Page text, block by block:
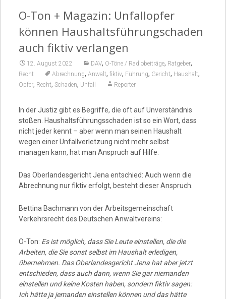
O-Ton + Magazin: Unfallopfer
können Haushaltsführungschaden
auch fiktiv verlangen
12. August 2022 DAV, O-Töne / Radiobeiträge, Ratgeber,
Recht Abrechnung, Anwalt, fiktiv, Führung, Gericht, Haushalt,
Opfer, Recht, Schaden, Unfall Reporter
In der Justiz gibt es Begriffe, die oft auf Unverständnis
stoßen. Haushaltsführungsschaden ist so ein Wort, dass
nicht jeder kennt – aber wenn man seinen Haushalt
wegen einer Unfallverletzung nicht mehr selbst
managen kann, hat man Anspruch auf Hilfe.
Das Oberlandesgericht Jena entschied: Auch wenn die
Abrechnung nur fiktiv erfolgt, besteht dieser Anspruch.
Bettina Bachmann von der Arbeitsgemeinschaft
Verkehrsrecht des Deutschen Anwaltvereins:
O-Ton: Es ist möglich, dass Sie Leute einstellen, die die
Arbeiten, die Sie sonst selbst im Haushalt erledigen,
übernehmen. Das Oberlandesgericht Jena hat aber jetzt
entschieden, dass auch dann, wenn Sie gar niemanden
einstellen und keine Kosten haben, sondern fiktiv sagen:
Ich hätte ja jemanden einstellen können und das hätte